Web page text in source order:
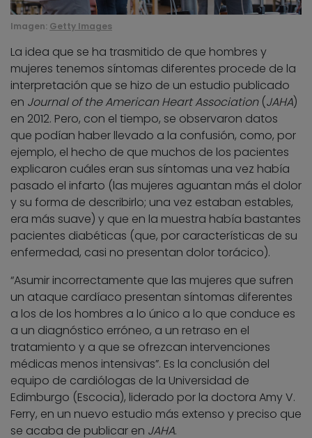
Imagen: Getty Images
La idea que se ha trasmitido de que hombres y
mujeres tenemos síntomas diferentes procede de la
interpretación que se hizo de un estudio publicado
en Journal of the American Heart Association(JAHA)
en 2012. Pero, con el tiempo, se observaron datos
que podían haber llevado a la confusión, como, por
ejemplo, el hecho de que muchos de los pacientes
explicaron cuáles eran sus síntomas una vez había
pasado el infarto (las mujeres aguantan más el dolor
y su forma de describirlo; una vez estaban estables,
era más suave) y que en la muestra había bastantes
pacientes diabéticas (que, por características de su
enfermedad, casi no presentan dolor torácico).
“Asumir incorrectamente que las mujeres que sufren
un ataque cardíaco presentan síntomas diferentes
a los de los hombres a lo único a lo que conduce es
a un diagnóstico erróneo, a un retraso en el
tratamiento y a que se ofrezcan intervenciones
médicas menos intensivas”. Es la conclusión del
equipo de cardiólogas de la Universidad de
Edimburgo (Escocia), liderado por la doctora Amy V.
Ferry, en un nuevo estudio más extenso y preciso que
se acaba de publicar en JAHA.